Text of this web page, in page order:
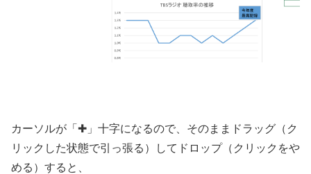
カーソルが「✚」十字になるので、そのままドラッグ（ク
リックした状態で引っ張る）してドロップ（クリックをや
める）すると、